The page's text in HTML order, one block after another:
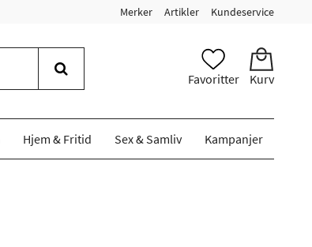
Merker Artikler Kundeservice
Favoritter Kurv
Hjem & Fritid Sex & Samliv Kampanjer